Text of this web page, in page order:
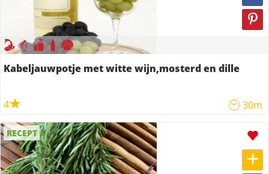
Kabeljauwpotje met witte wijn,mosterd en dille
4 30m
RECEPT